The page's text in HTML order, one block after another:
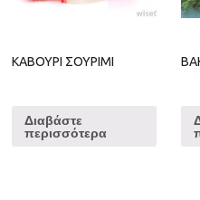
ΚΑΒΟΥΡΙ ΣΟΥΡΙΜΙ
Διαβάστε
περισσότερα